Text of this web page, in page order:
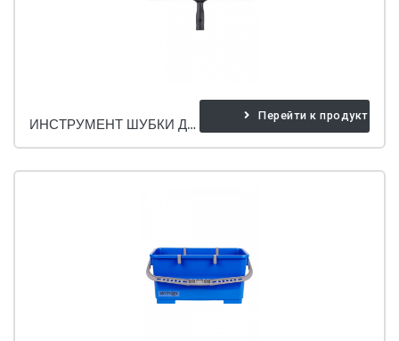
ИНСТРУМЕНТ ШУБКИ ДЛЯ МЫТЬЯ ОКОН Перейти к продукту